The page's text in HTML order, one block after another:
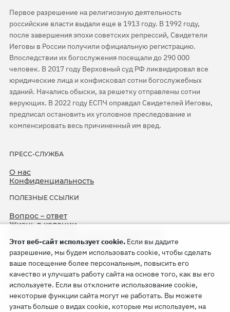
Первое разрешение на религиозную деятельность
российские власти выдали еще в 1913 году. В 1992 году,
после завершения эпохи советских репрессий, Свидетели
Иеговы в России получили официальную регистрацию.
Впоследствии их богослужения посещали до 290 000
человек. В 2017 году Верховный суд РФ ликвидировал все
юридические лица и конфисковал сотни богослужебных
зданий. Начались обыски, за решетку отправлены сотни
верующих. В 2022 году ЕСПЧ оправдал Свидетелей Иеговы,
предписал остановить их уголовное преследование и
компенсировать весь причиненный им вред.
ПРЕСС-СЛУЖБА
О нас
Конфиденциальность
ПОЛЕЗНЫЕ ССЫЛКИ
Вопрос – ответ
Жизнь в колонии
75-я годовщина операции «Север»
Этот веб-сайт использует cookie. Если вы дадите
разрешение, мы будем использовать cookie, чтобы сделать
ваше посещение более персональным, повысить его
качество и улучшать работу сайта на основе того, как вы его
используете. Если вы отклоните использование cookie,
некоторые функции сайта могут не работать. Вы можете
узнать больше о видах cookie, которые мы используем, на